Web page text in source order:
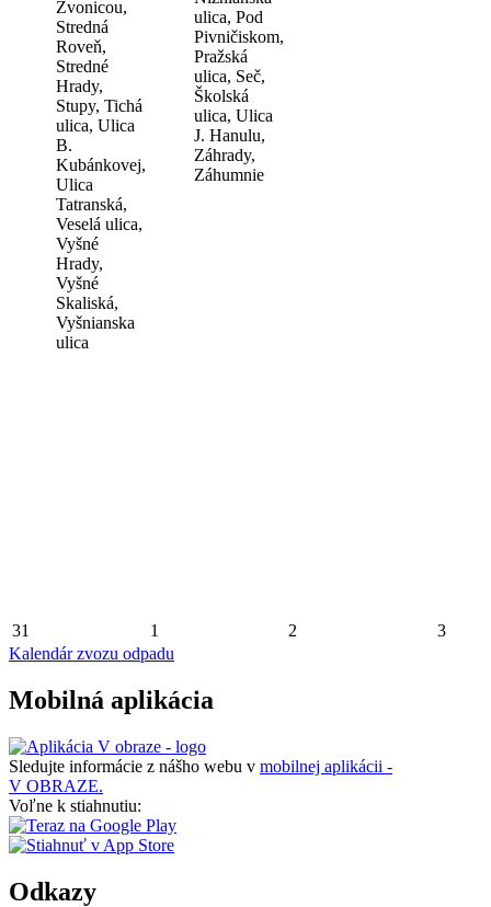
Zvonicou,
Stredná
Roveň,
Stredné
Hrady,
Stupy, Tichá
ulica, Ulica
B.
Kubánkovej,
Ulica
Tatranská,
Veselá ulica,
Vyšné
Hrady,
Vyšné
Skaliská,
Vyšnianska
ulica
ulica, Pod
Pivničiskom,
Pražská
ulica, Seč,
Školská
ulica, Ulica
J. Hanulu,
Záhrady,
Záhumnie
31 1 2
3
Kalendár zvozu odpadu
Mobilná aplikácia
Sledujte informácie z nášho webu v mobilnej aplikácii -
V OBRAZE.
Voľne k stiahnutiu:
Odkazy